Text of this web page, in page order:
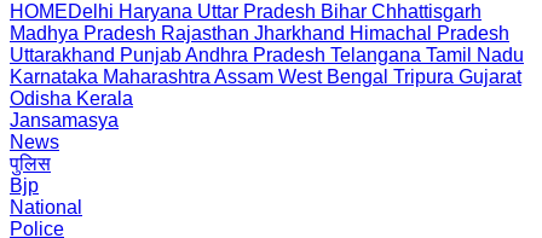
HOMEDelhi Haryana Uttar Pradesh Bihar Chhattisgarh
Madhya Pradesh Rajasthan Jharkhand Himachal Pradesh
Uttarakhand PunjabAndhra Pradesh Telangana Tamil Nadu
Karnataka Maharashtra Assam West Bengal Tripura Gujarat
Odisha Kerala
Jansamasya
News
पुलिस
Bjp
National
Police